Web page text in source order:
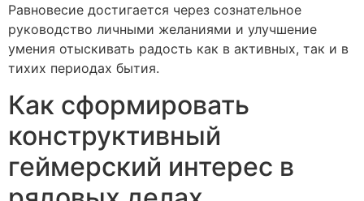
Равновесие достигается через сознательное
руководство личными желаниями и улучшение
умения отыскивать радость как в активных, так и в
тихих периодах бытия.
Как сформировать
конструктивный
геймерский интерес в